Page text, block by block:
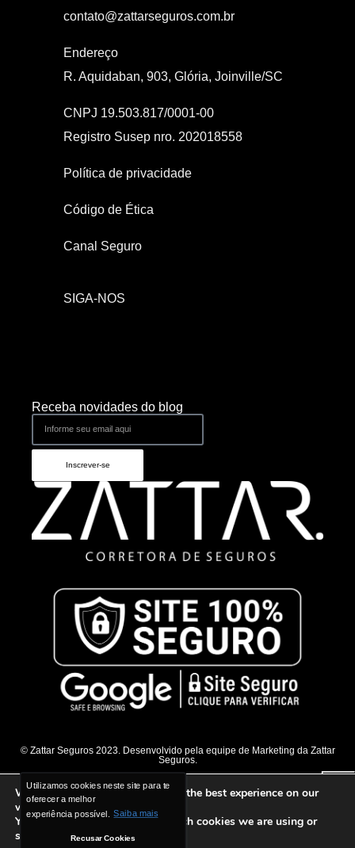
Utilizamos cookies neste site para te
oferecer a melhor
experiência possível.
Saiba mais
Recusar Cookies
Utilizamos cookies neste site para te
oferecer a melhor
experiência possível.
Saiba mais
Recusar Cookies
contato@zattarseguros.com.br
Endereço
R. Aquidaban, 903, Glória, Joinville/SC
CNPJ 19.503.817/0001-00
Registro Susep nro. 202018558
Política de privacidade
Código de Ética
Canal Seguro
SIGA-NOS
Receba novidades do blog
Inscrever-se
© Zattar Seguros 2023. Desenvolvido pela equipe de Marketing da Zattar
Seguros.
We are using cookies to give you the best experience on our
website.
You can find out more about which cookies we are using or
switch them off insettings